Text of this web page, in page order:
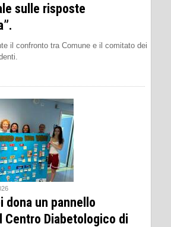
sulle risposte
il confronto tra Comune e il comitato dei
dona un pannello
Centro Diabetologico di